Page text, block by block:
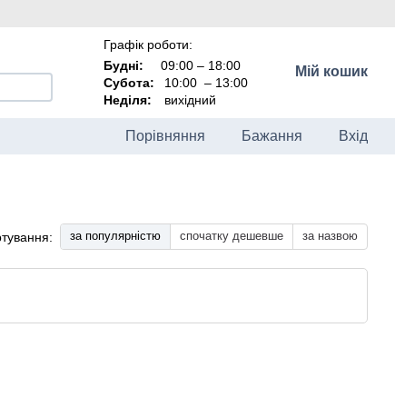
Графік роботи:
Будні:
09:00 – 18:00
Субота:
10:00– 13:00
Неділя:
вихідний
Мій кошик
Порівняння Бажання Вхід
за популярністю спочатку дешевше за назвою